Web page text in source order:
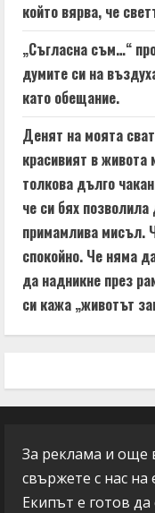
който вярва, че
„Съгласна съм…“
думите си на
като обещание.
Денят на моята
красивият в
толкова дълго
че си бях
примамлива мисъл.
спокойно. Че няма
да надникне през
си кажа „животът
За реклама и още
свържете с нас на
Екипът е готов